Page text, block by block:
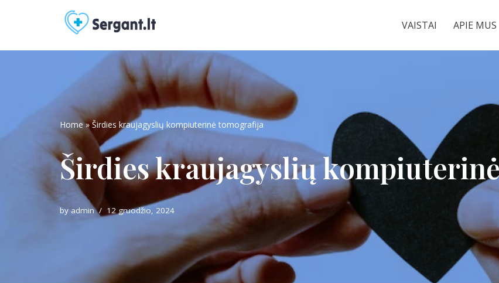
VAISTAI APIE MUS
Home»Širdies kraujagyslių kompiuterinė tomografija
Širdies kraujagyslių
byadmin 12 gruodžio, 2024